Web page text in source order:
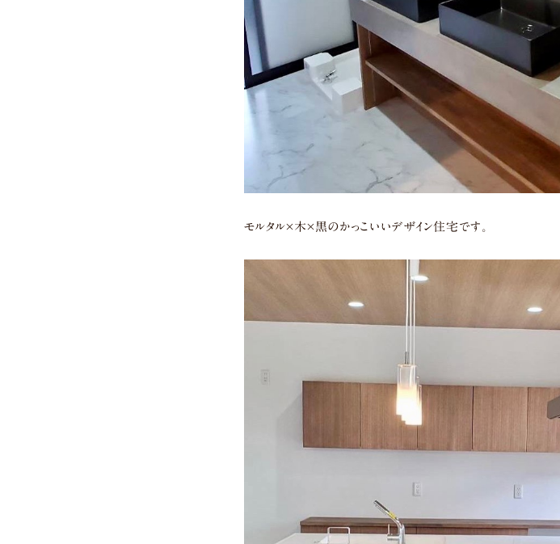
モルタル×木×黒のかっこいいデザイン住宅です。